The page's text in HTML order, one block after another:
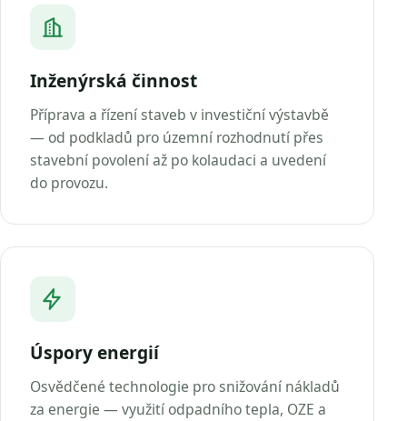
Inženýrská činnost
Příprava a řízení staveb v investiční výstavbě
— od podkladů pro územní rozhodnutí přes
stavební povolení až po kolaudaci a uvedení
do provozu.
Úspory energií
Osvědčené technologie pro snižování nákladů
za energie — využití odpadního tepla, OZE a